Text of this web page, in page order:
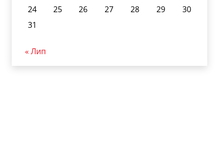
24
25 26 27 28 29
30
31
« Лип